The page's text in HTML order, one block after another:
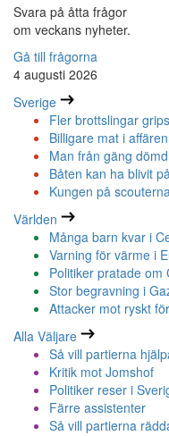
Svara på åtta frågor
om veckans nyheter.
Gå till frågorna
4 augusti 2026
Sverige
Fler brottslingar grips
Billigare mat i affären
Man från gäng
Båten kan ha blivit
Kungen på
Världen
Många barn kvar i
Varning för värme i
Politiker pratade om
Stor begravning i
Attacker mot ryskt
Alla Väljare
Så vill partierna
Kritik mot Jomshof
Politiker reser i
Färre assistenter
Så vill partierna